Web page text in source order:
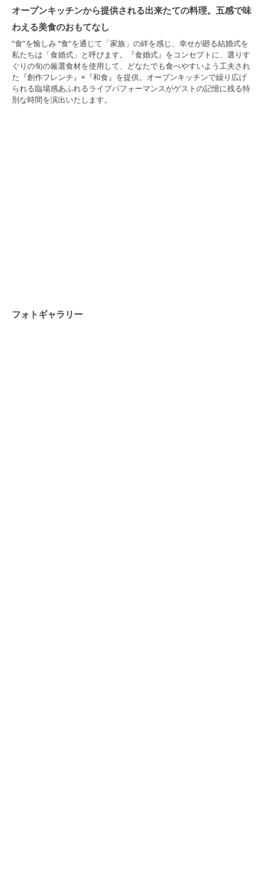
オープンキッチンから提供される出来たての料理。五感で味
わえる美食のおもてなし
“食”を愉しみ “食”を通じて「家族」の絆を感じ、幸せが廻る結婚式を
私たちは「食婚式」と呼びます。『食婚式』をコンセプトに、選りす
ぐりの旬の厳選食材を使用して、どなたでも食べやすいよう工夫され
た『創作フレンチ』×『和食』を提供。オープンキッチンで繰り広げ
られる臨場感あふれるライブパフォーマンスがゲストの記憶に残る特
別な時間を演出いたします。
フォトギャラリー